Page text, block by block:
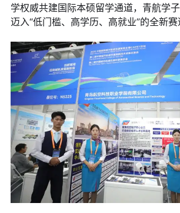
学权威共建国际本硕留学通道，青航学
迈入“低门槛、高学历、高就业”的全新赛